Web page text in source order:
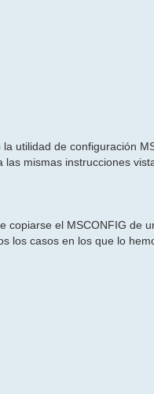
utilidad de configuración
mismas instrucciones
copiarse el MSCONFIG de
los casos en los que lo